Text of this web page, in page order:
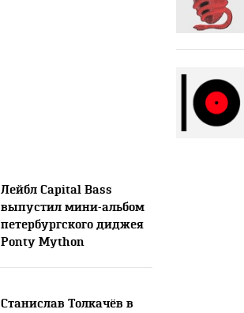
Лейбл Capital Bass
выпустил мини-альбом
петербургского диджея
Ponty Mython
Станислав Толкачёв в